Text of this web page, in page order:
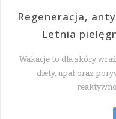
Regeneracja,
Letnia
Wakacje to dla skóry
diety, upał oraz